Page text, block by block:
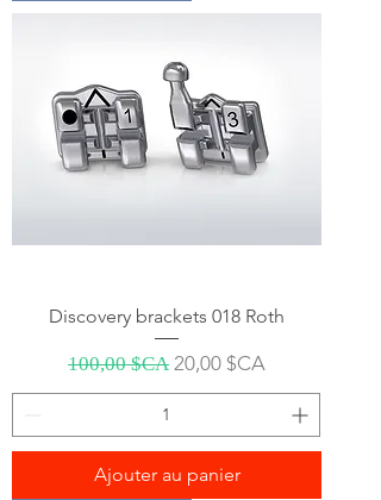
Discovery brackets 018 Roth
Prix original
100,00 $CA Prix promotionnel
20,00 $CA
Ajouter au panier